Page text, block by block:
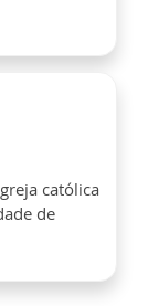
católica
de